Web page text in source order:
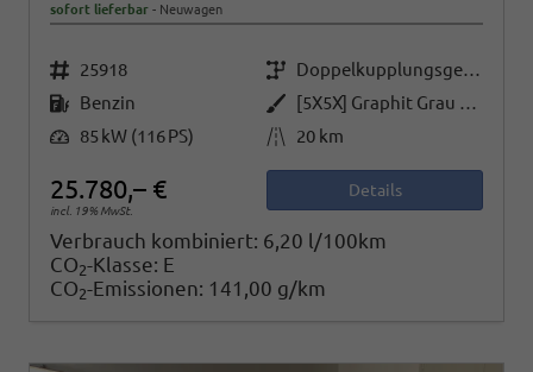
sofort lieferbar Neuwagen
Fahrzeugnr. 25918 Getriebe
Doppelkupplungsgetriebe (DSG)
Kraftstoff Benzin Außenfarbe
[5X5X] Graphit Grau Metallic
Leistung 85 kW (116 PS) Kilometerstand 20 km
25.780,– €
incl. 19% MwSt.
Details
Verbrauch kombiniert: 6,20 l/100km
CO2-Klasse: E
CO2-Emissionen: 141,00 g/km